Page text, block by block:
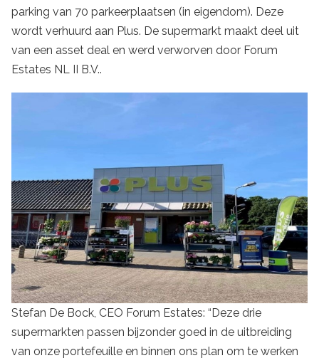
parking van 70 parkeerplaatsen (in eigendom). Deze
wordt verhuurd aan Plus. De supermarkt maakt deel uit
van een asset deal en werd verworven door Forum
Estates NL II B.V..
Stefan De Bock, CEO Forum Estates: “Deze drie
supermarkten passen bijzonder goed in de uitbreiding
van onze portefeuille en binnen ons plan om te werken